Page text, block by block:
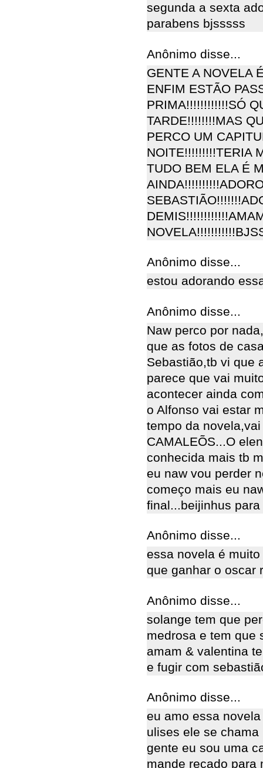
segunda a sexta
parabens bjsssss
Anônimo disse...
GENTE A NOVELA
ENFIM ESTÃO
PRIMA!!!!!!!!!!!!SÓ
TARDE!!!!!!!!MAS
PERCO UM
NOITE!!!!!!!!!TERIA
TUDO BEM ELA É
Anônimo disse...
estou adorando
Anônimo disse...
Naw perco por
que as fotos de
Sebastião,tb vi que
parece que vai
acontecer ainda
o Alfonso vai estar
tempo da
CAMALEÕS...O
conhecida mais tb
eu naw vou perder
começo mais eu
final...beijinhus
Anônimo disse...
essa novela é
que ganhar o oscar
Anônimo disse...
solange tem que
medrosa e tem que
amam & valentina
e fugir com
Anônimo disse...
eu amo essa
ulises ele se
gente eu sou uma
mande recado para